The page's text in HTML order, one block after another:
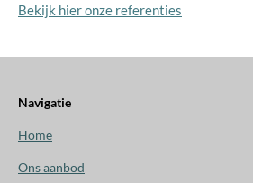
Bekijk hier onze referenties
Navigatie
Home
Ons aanbod